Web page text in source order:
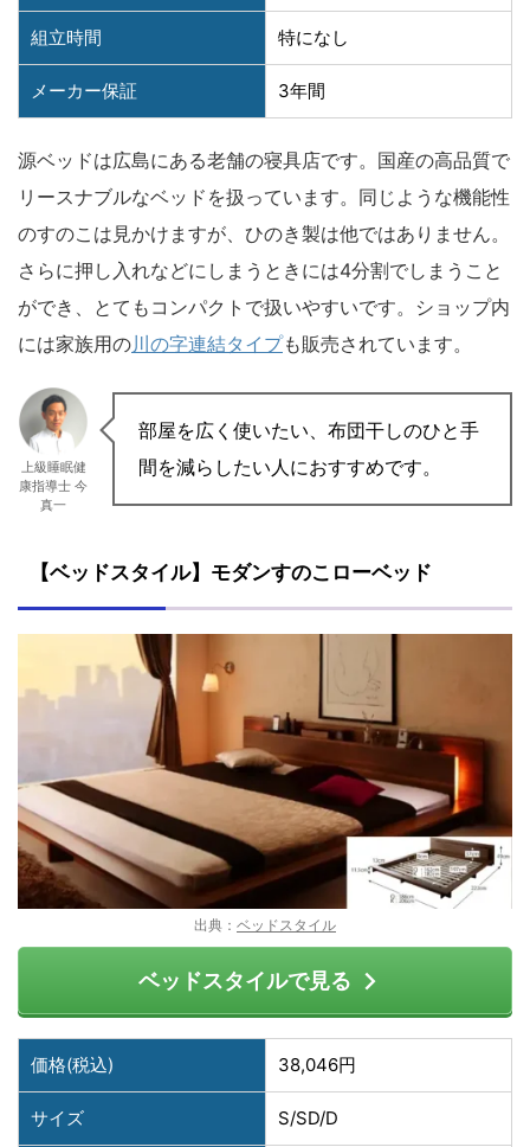
組立時間 特になし
メーカー保証 3年間
源ベッドは広島にある老舗の寝具店です。国産の高品質で
リースナブルなベッドを扱っています。同じような機能性
のすのこは見かけますが、ひのき製は他ではありません。
さらに押し入れなどにしまうときには4分割でしまうこと
ができ、とてもコンパクトで扱いやすいです。ショップ内
には家族用の川の字連結タイプも販売されています。
上級睡眠健
康指導士 今
真一
部屋を広く使いたい、布団干しのひと手
間を減らしたい人におすすめです。
【ベッドスタイル】モダンすのこローベッド
出典： ベッドスタイル
ベッドスタイルで見る
価格(税込) 38,046円
サイズ S/SD/D